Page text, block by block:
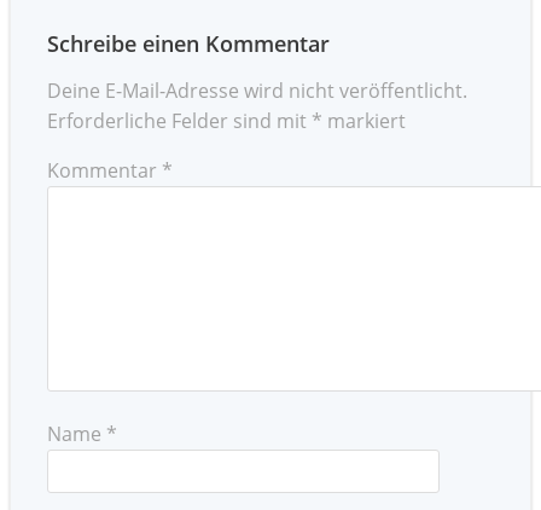
Schreibe einen Kommentar
Deine E-Mail-Adresse wird nicht veröffentlicht.
Erforderliche Felder sind mit * markiert
Kommentar *
Name *